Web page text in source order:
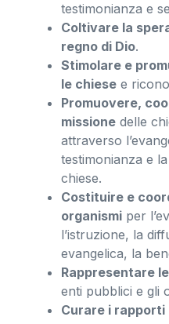
testimonianza e
Coltivare la
regno di Dio.
Stimolare e
le chiese e
Promuovere,
missione delle
attraverso
testimonianza e
chiese.
Costituire e
organismi per
l’istruzione, la
evangelica, la
Rappresentare
enti pubblici e gli
Curare i rapporti